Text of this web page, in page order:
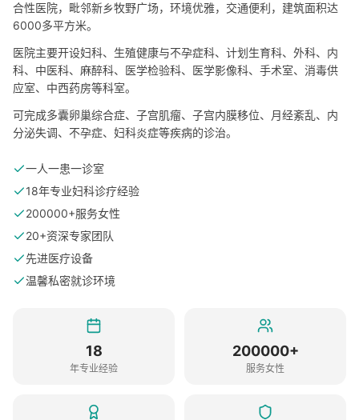
合性医院，毗邻新乡牧野广场，环境优雅，交通便利，建筑面积达
6000多平方米。
医院主要开设妇科、生殖健康与不孕症科、计划生育科、外科、内
科、中医科、麻醉科、医学检验科、医学影像科、手术室、消毒供
应室、中西药房等科室。
可完成多囊卵巢综合症、子宫肌瘤、子宫内膜移位、月经紊乱、内
分泌失调、不孕症、妇科炎症等疾病的诊治。
一人一患一诊室
18年专业妇科诊疗经验
200000+服务女性
20+资深专家团队
先进医疗设备
温馨私密就诊环境
18
年专业经验
200000+
服务女性